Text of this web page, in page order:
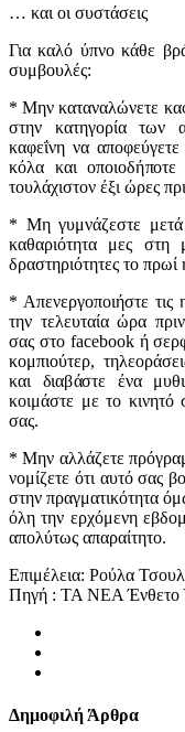
… και οι συστάσεις
Για καλό ύπνο κάθε
συμβουλές:
* Μην καταναλώνετε
στην κατηγορία των
καφεΐνη να
κόλα και
τουλάχιστον έξι ώρες
* Μη γυμνάζεστε μετά
καθαριότητα μες στη
δραστηριότητες το
* Απενεργοποιήστε τις
την τελευταία ώρα
σας στο facebook ή
κομπιούτερ,
και διαβάστε ένα
κοιμάστε με το
σας.
* Μην αλλάζετε
νομίζετε ότι αυτό σας
στην πραγματικότητα
όλη την ερχόμενη
απολύτως απαραίτητο.
Επιμέλεια: Ρούλα
Πηγή : ΤΑ ΝΕΑ Ένθετο
Δημοφιλή Άρθρα